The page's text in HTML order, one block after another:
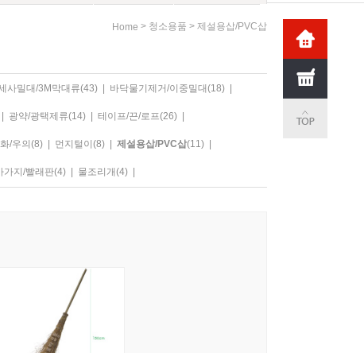
Home > 청소용품 > 제설용삽/PVC삽
사밀대/3M막대류(43) 바닥물기제거/이중밀대 (18)
광약/광택제류(14) 테이프/끈/로프(26)
/우의 (8) 먼지털이 (8) 제설용삽/PVC삽(11)
가지/빨래판(4) 물조리개 (4)